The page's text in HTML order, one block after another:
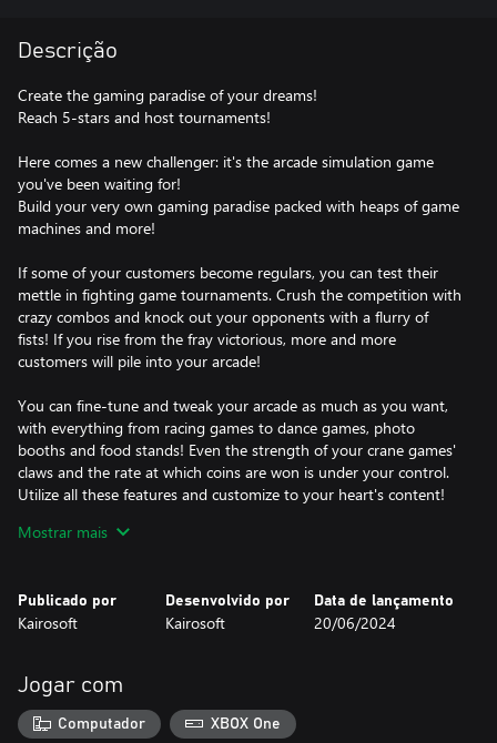
Descrição
Create the gaming paradise of your dreams!
Reach 5-stars and host tournaments!
Here comes a new challenger: it's the arcade simulation game
you've been waiting for!
Build your very own gaming paradise packed with heaps of game
machines and more!
If some of your customers become regulars, you can test their
mettle in fighting game tournaments. Crush the competition with
crazy combos and knock out your opponents with a flurry of
fists! If you rise from the fray victorious, more and more
customers will pile into your arcade!
You can fine-tune and tweak your arcade as much as you want,
with everything from racing games to dance games, photo
booths and food stands! Even the strength of your crane games'
claws and the rate at which coins are won is under your control.
Utilize all these features and customize to your heart's content!
buttons?
Mostrar mais
Publicado por
Kairosoft
Desenvolvido por
Kairosoft
Data de lançamento
20/06/2024
Jogar com
Computador XBOX One